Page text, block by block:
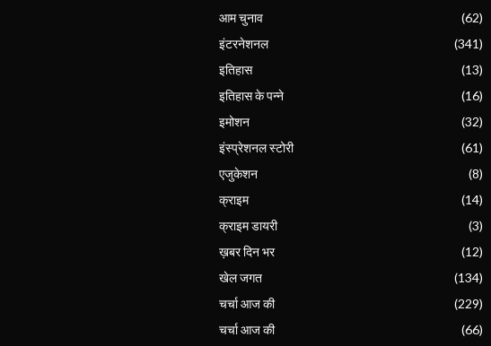
आम चुनाव
(62)
इंटरनेशनल
(341)
इतिहास
(13)
इतिहास के पन्ने
(16)
इमोशन
(32)
इंस्प्रेशनल स्टोरी
(61)
एजुकेशन
(8)
क्राइम
(14)
क्राइम डायरी
(3)
ख़बर दिन भर
(12)
खेल जगत
(134)
चर्चा आज की
(229)
चर्चा आज की
(66)